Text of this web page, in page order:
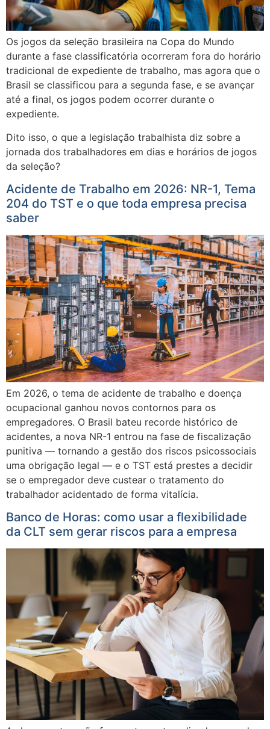
Os jogos da seleção brasileira na Copa do Mundo
durante a fase classificatória ocorreram fora do horário
tradicional de expediente de trabalho, mas agora que o
Brasil se classificou para a segunda fase, e se avançar
até a final, os jogos podem ocorrer durante o
expediente.
Dito isso, o que a legislação trabalhista diz sobre a
jornada dos trabalhadores em dias e horários de jogos
da seleção?
Acidente de Trabalho em 2026: NR-1, Tema
204 do TST e o que toda empresa precisa
saber
Em 2026, o tema de acidente de trabalho e doença
ocupacional ganhou novos contornos para os
empregadores. O Brasil bateu recorde histórico de
acidentes, a nova NR-1 entrou na fase de fiscalização
punitiva — tornando a gestão dos riscos psicossociais
uma obrigação legal — e o TST está prestes a decidir
se o empregador deve custear o tratamento do
trabalhador acidentado de forma vitalícia.
Banco de Horas: como usar a flexibilidade
da CLT sem gerar riscos para a empresa